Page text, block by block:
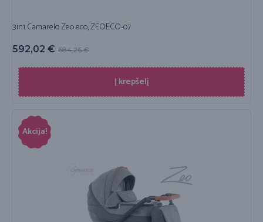
3in1 Camarelo Zeo eco, ZEOECO-07
684,26€
592,02 €
Į krepšelį
Akcija!